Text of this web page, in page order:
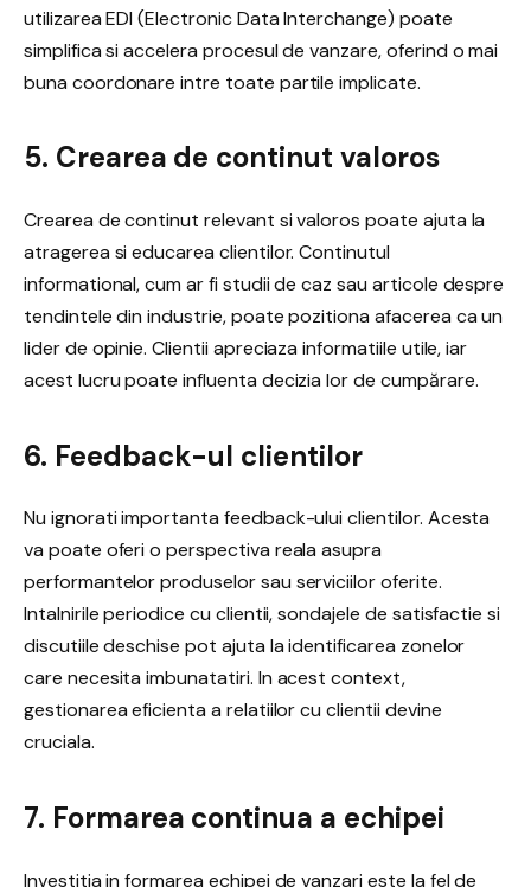
utilizarea EDI (Electronic Data Interchange) poate
simplifica si accelera procesul de vanzare, oferind o mai
buna coordonare intre toate partile implicate.
5. Crearea de continut valoros
Crearea de continut relevant si valoros poate ajuta la
atragerea si educarea clientilor. Continutul
informational, cum ar fi studii de caz sau articole despre
tendintele din industrie, poate pozitiona afacerea ca un
lider de opinie. Clientii apreciaza informatiile utile, iar
acest lucru poate influenta decizia lor de cumpărare.
6. Feedback-ul clientilor
Nu ignorati importanta feedback-ului clientilor. Acesta
va poate oferi o perspectiva reala asupra
performantelor produselor sau serviciilor oferite.
Intalnirile periodice cu clientii, sondajele de satisfactie si
discutiile deschise pot ajuta la identificarea zonelor
care necesita imbunatatiri. In acest context,
gestionarea eficienta a relatiilor cu clientii devine
cruciala.
7. Formarea continua a echipei
Investitia in formarea echipei de vanzari este la fel de